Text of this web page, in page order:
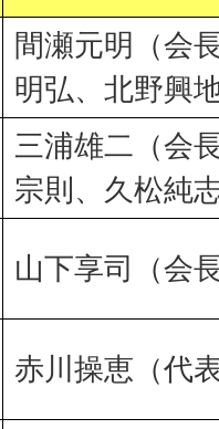
間瀬元明（会
明弘、北野興
三浦雄二（会
宗則、久松純
山下享司（会
赤川操恵（代